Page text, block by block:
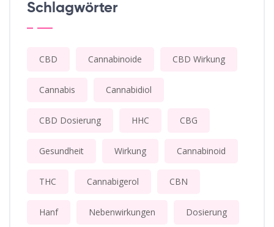
Schlagwörter
CBD Cannabinoide CBD Wirkung
Cannabis Cannabidiol
CBD Dosierung HHC CBG
Gesundheit Wirkung Cannabinoid
THC Cannabigerol CBN
Hanf Nebenwirkungen Dosierung